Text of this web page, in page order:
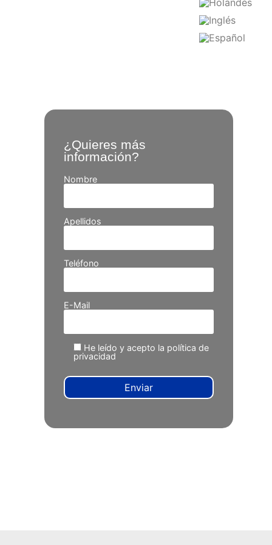
¿Quieres más
información?
Nombre
Apellidos
Teléfono
E-Mail
He leído y acepto la política de
privacidad